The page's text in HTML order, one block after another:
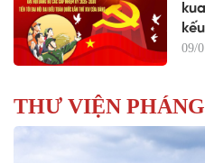
09/
THƯ VIỆN PHÁNG